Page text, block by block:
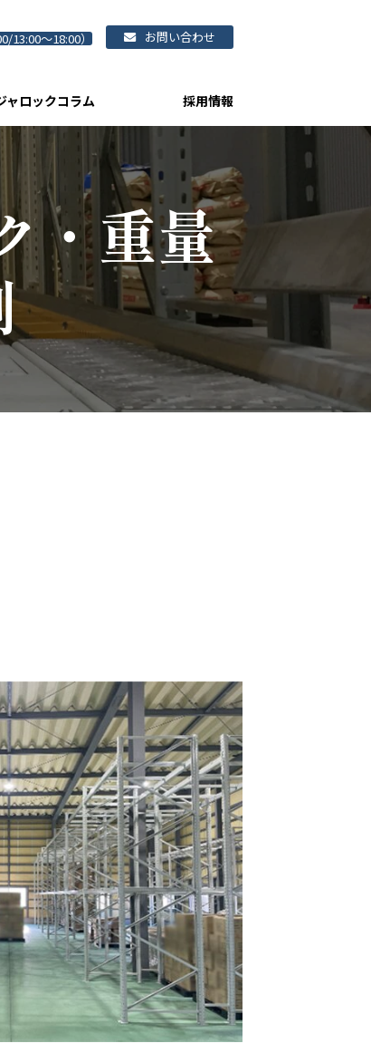
13:00～18:00） お問い合わせ
ャロックコラム 採用情報
・重量